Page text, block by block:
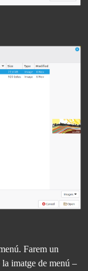
Farem un
imatge de menú –